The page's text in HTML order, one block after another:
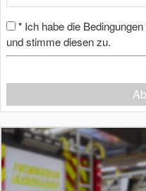
* Ich habe die
und stimme diesen zu.